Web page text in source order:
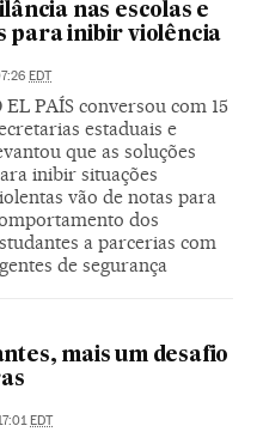
nas escolas e
para inibir violência
EDT
EL PAÍS conversou com 15
estaduais e
que as soluções
inibir situações
vão de notas para
dos
a parcerias com
de segurança
mais um desafio
EDT